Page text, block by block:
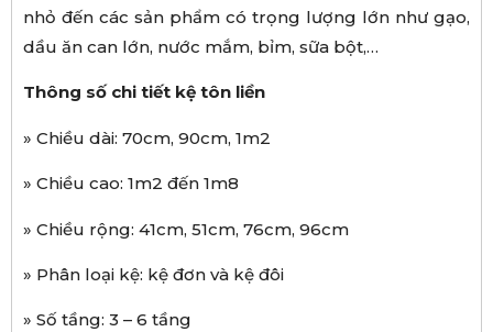
nhỏ đến các sản phẩm có trọng lượng lớn như gạo,
dầu ăn can lớn, nước mắm, bỉm, sữa bột,…
Thông số chi tiết kệ tôn liền
» Chiều dài: 70cm, 90cm, 1m2
» Chiều cao: 1m2 đến 1m8
» Chiều rộng: 41cm, 51cm, 76cm, 96cm
» Phân loại kệ: kệ đơn và kệ đôi
» Số tầng: 3 – 6 tầng